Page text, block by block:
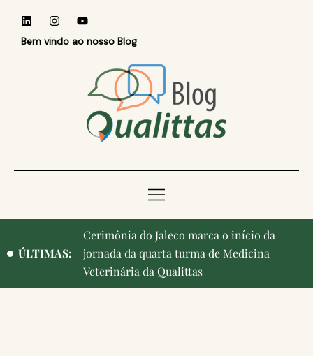
Bem vindo ao nosso Blog
ÚLTIMAS:
Qualittas, Portas Abertas! e aniversário de
Campinas, cidade onde nasceu a instituição,
ganham destaque na imprensa